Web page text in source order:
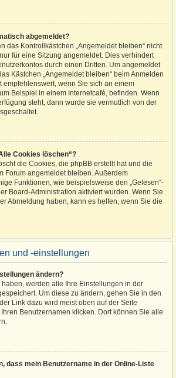
abgemeldet?
das Kontrollkästchen „Angemeldet bleiben“ nicht
für eine Sitzung angemeldet. Dies verhindert
durch einen Dritten. Um angemeldet
Kästchen „Angemeldet bleiben“ beim Anmelden
empfehlenswert, wenn Sie sich an einem
Beispiel in einem Internetcafé, befinden. Wenn
steht, dann wurde sie vermutlich von der
Cookies löschen“?
die Cookies, die phpBB erstellt hat und die
Forum angemeldet bleiben. Außerdem
Funktionen, wie beispielsweise den „Gelesen“-
Board-Administration aktiviert wurden. Wenn Sie
Abmeldung haben, kann es helfen, wenn Sie die
und -einstellungen
ändern?
werden alle Ihre Einstellungen in der
Um diese zu ändern, gehen Sie in den
Link dazu wird meist oben auf der Seite
Benutzernamen klicken. Dort können Sie alle
dass mein Benutzername in der Online-Liste